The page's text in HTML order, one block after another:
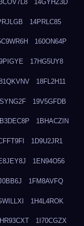
14GYHZ3D
14PRLC85
160ON64P
17HG5UY8
18FL2H11
19V5GFDB
1BHACZIN
1D9U2JR1
1EN94O56
1FM8AVFQ
1H4L4ROK
1I70CGZX